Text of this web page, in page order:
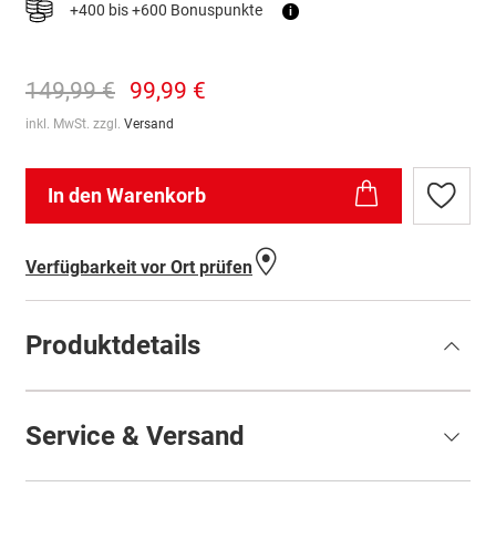
+400 bis +600 Bonuspunkte i
149,99 € 99,99 €
inkl. MwSt. zzgl. Versand
In den Warenkorb
Zur
Verfügbarkeit vor Ort prüfen
Produktdetails
Service & Versand